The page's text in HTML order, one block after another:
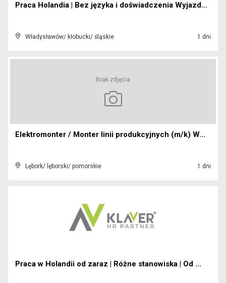
Praca Holandia | Bez języka i doświadczenia Wyjazd...
Władysławów/ kłobucki/ śląskie 1 dni
Brak zdjęcia
Elektromonter / Monter linii produkcyjnych (m/k) W...
Lębork/ lęborski/ pomorskie 1 dni
Praca w Holandii od zaraz | Różne stanowiska | Od ...